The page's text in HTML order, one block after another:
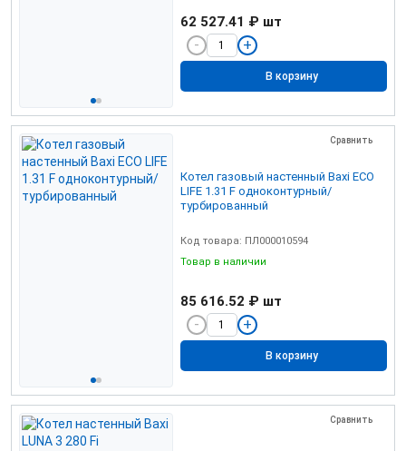
62 527.41 ₽ шт
В корзину
Сравнить
Котел газовый настенный Baxi ECO
LIFE 1.31 F одноконтурный/
турбированный
Код товара: ПЛ000010594
Товар в наличии
85 616.52 ₽ шт
В корзину
Сравнить